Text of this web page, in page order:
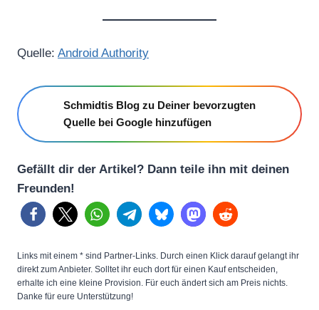
Quelle: Android Authority
Schmidtis Blog zu Deiner bevorzugten
Quelle bei Google hinzufügen
Gefällt dir der Artikel? Dann teile ihn mit deinen
Freunden!
Links mit einem * sind Partner-Links. Durch einen Klick darauf gelangt ihr
direkt zum Anbieter. Solltet ihr euch dort für einen Kauf entscheiden,
erhalte ich eine kleine Provision. Für euch ändert sich am Preis nichts.
Danke für eure Unterstützung!